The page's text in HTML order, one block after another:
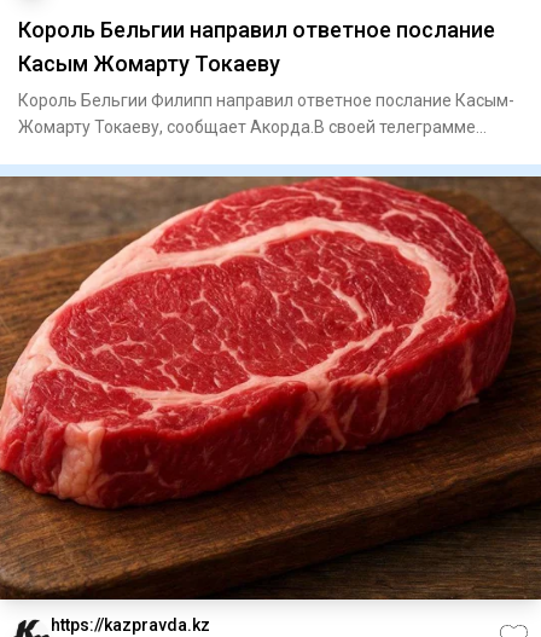
Король Бельгии направил ответное послание
Касым Жомарту Токаеву
Король Бельгии Филипп направил ответное послание Касым-
Жомарту Токаеву, сообщает Акорда.В своей телеграмме
https://kazpravda.kz